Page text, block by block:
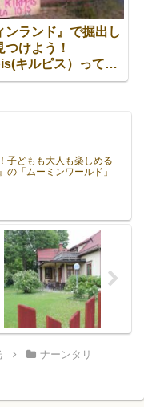
ンランド』で掘出し
つけよう！
キルピス）って
子どもも大人も楽しめる
の「ムーミンワールド」
ナーンタリ